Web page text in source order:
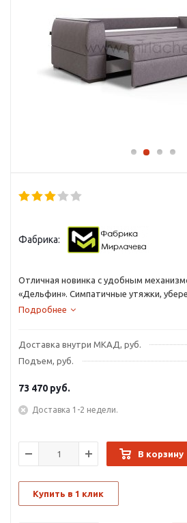
Фабрика:
Отличная новинка с удобным
«Дельфин». Симпатичные утяжки,
деформации, а столики на
Подробнее
Доставка внутри МКАД, руб.
Подъем, руб.
73 470 руб.
Доставка 1-2 недели.
В корзину
Купить в 1 клик